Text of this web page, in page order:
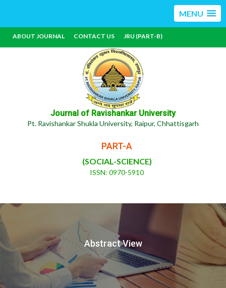
MENU
ABOUT JOURNAL CONTACT US JRU (PART-B)
Journal of Ravishankar University
Pt. Ravishankar Shukla University, Raipur, Chhattisgarh
PART-A
(SOCIAL-SCIENCE)
ISSN: 0970-5910
Abstract View